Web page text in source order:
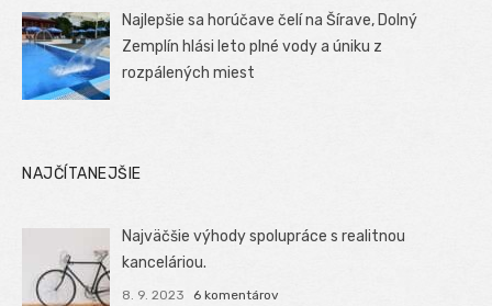
Najlepšie sa horúčave čelí na Šírave, Dolný
Zemplín hlási leto plné vody a úniku z
rozpálených miest
NAJČÍTANEJŠIE
Najväčšie výhody spolupráce s realitnou
kanceláriou.
8. 9. 2023 6 komentárov